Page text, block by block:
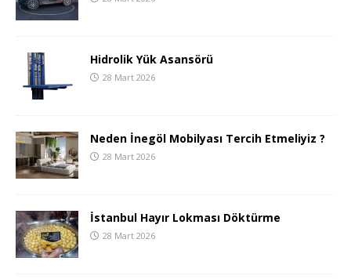
Hidrolik Yük Asansörü
28 Mart 2026
Neden İnegöl Mobilyası Tercih Etmeliyiz ?
28 Mart 2026
İstanbul Hayır Lokması Döktürme
28 Mart 2026